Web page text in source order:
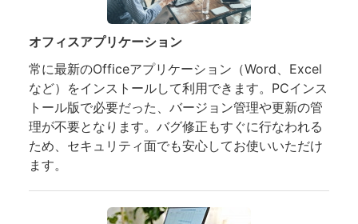
オフィスアプリケーション
常に最新のOfficeアプリケーション（Word、Excel
など）をインストールして利用できます。PCインス
トール版で必要だった、バージョン管理や更新の管
理が不要となります。バグ修正もすぐに行なわれる
ため、セキュリティ面でも安心してお使いいただけ
ます。